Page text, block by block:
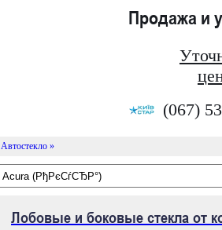
Продажа и
(067)
Автостекло »
Лобовые и боковые стекла от